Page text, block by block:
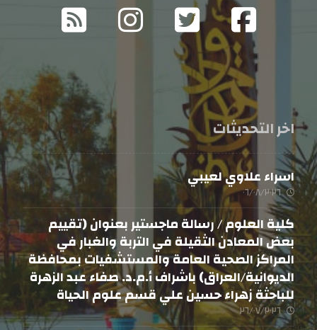
اخر التحديثات
اسراء علاوي لعيبي
٠٦/٠٨/٢٠٢٦
كلية العلوم / رسالة ماجستير بعنوان (تقييم
بعض المعادن الثقيلة في التربة والغبار في
المراكز الصحية العامة والمستشفيات بمحافظة
الديوانية/العراق) باشراف أ.م.د. صفاء عبد الزهرة
للباحثة زهراء حسين علي قسم علوم الحياة
٢٦/٠٧/٢٠٢٦